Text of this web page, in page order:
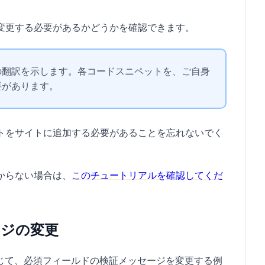
する必要があるかどうかを確認できます。
訳を示します。各コードスニペットを、ご自身
あります。
サイトに追加する必要があることを忘れないでく
ない場合は、 このチュートリアルを確認してくだ
の変更
、必須フィールドの検証メッセージを変更する例